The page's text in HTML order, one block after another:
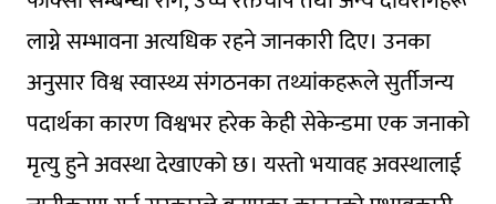
लाग्ने सम्भावना अत्यधिक रहने जानकारी दिए। उनका
अनुसार विश्व स्वास्थ्य संगठनका तथ्यांकहरूले सुर्तीजन्य
पदार्थका कारण विश्वभर हरेक केही सेकेन्डमा एक जनाको
मृत्यु हुने अवस्था देखाएको छ। यस्तो भयावह अवस्थालाई